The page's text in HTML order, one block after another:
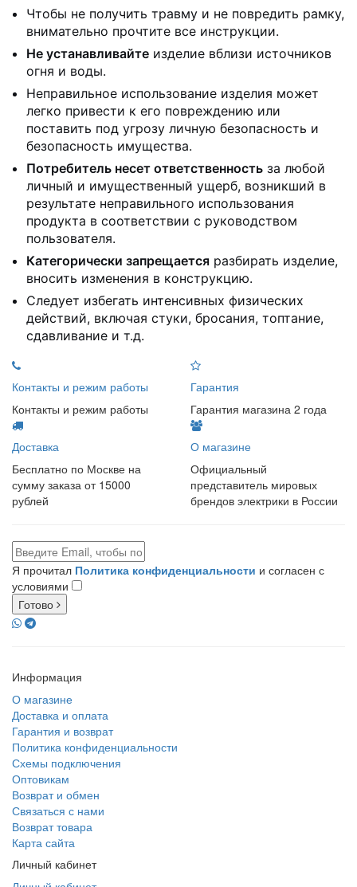
Чтобы не получить травму и не повредить рамку,
внимательно прочтите все инструкции.
Не устанавливайте изделие вблизи источников
огня и воды.
Неправильное использование изделия может
легко привести к его повреждению или
поставить под угрозу личную безопасность и
безопасность имущества.
Потребитель несет ответственность за любой
личный и имущественный ущерб, возникший в
результате неправильного использования
продукта в соответствии с руководством
пользователя.
Категорически запрещается разбирать изделие,
вносить изменения в конструкцию.
Следует избегать интенсивных физических
действий, включая стуки, бросания, топтание,
сдавливание и т.д.
Контакты и режим работы
Контакты и режим работы
Гарантия
Гарантия магазина 2 года
Доставка
Бесплатно по Москве на
сумму заказа от 15000
рублей
О магазине
Официальный
представитель мировых
брендов электрики в России
Я прочитал Политика конфиденциальности и согласен с
условиями
Готово
Информация
О магазине
Доставка и оплата
Гарантия и возврат
Политика конфиденциальности
Схемы подключения
Оптовикам
Возврат и обмен
Связаться с нами
Возврат товара
Карта сайта
Личный кабинет